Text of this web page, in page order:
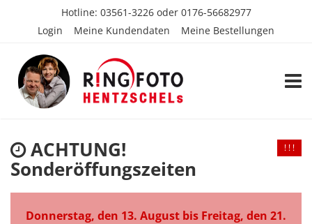
Hotline: 03561-3226oder 0176-56682977
Login
Meine Kundendaten Meine Bestellungen
ACHTUNG!
Sonderöffungszeiten
Donnerstag, den 13. August bis Freitag, den 21.
! ! !